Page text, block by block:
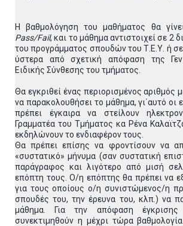
Η βαθμολόγηση του μαθήματος θα
Pass/Fail, και το μάθημα αντιστοιχεί σε 2
του προγράμματος σπουδών του Τ.Ε.Υ. ή
ύστερα από σχετική απόφαση της
Ειδικής Σύνθεσης του τμήματος.
Θα εγκριθεί ένας περιορισμένος αριθμός
να παρακολουθήσει το μάθημα, γι΄αυτό οι
πρέπει έγκαιρα να στείλουν
Γραμματέα του Τμήματος κα Ρένα
εκδηλώνουν το ενδιαφέρον τους.
Θα πρέπει επίσης να φροντίσουν να
«συστατικό» μήνυμα (σαν συστατική
παράγραφος και λιγότερο από μισή
επόπτη τους. Ο/η επόπτης θα πρέπει να
για τους οποίους ο/η συνιστώμενος/η
σπουδές του, την έρευνα του, κλπ.) να
μάθημα. Για την απόφαση
συνεκτιμηθούν η μέχρι τώρα